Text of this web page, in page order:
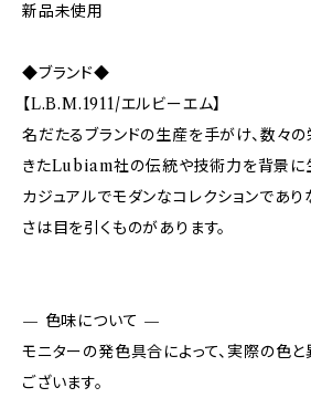
新品未使用
◆ブランド◆
【L.B.M.1911/エルビーエム】
名だたるブランドの生産を手がけ、数々
きたLubiam社の伝統や技術力を背景に
カジュアルでモダンなコレクションであ
さは目を引くものがあります。
— 色味について —
モニターの発色具合によって、実際の色
ございます。